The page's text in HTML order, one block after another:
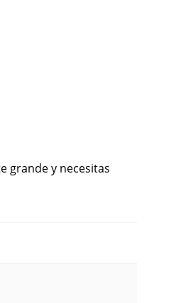
grande y necesitas